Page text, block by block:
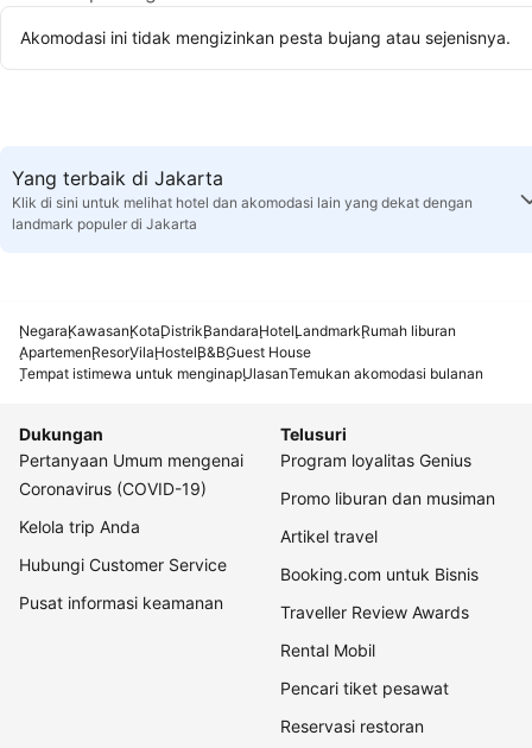
Akomodasi ini tidak mengizinkan pesta bujang atau sejenisnya.
Yang terbaik di Jakarta
Klik di sini untuk melihat hotel dan akomodasi lain yang dekat dengan
landmark populer di Jakarta
NegaraKawasanKotaDistrikBandaraHotelLandmarkRumah liburan
ApartemenResorVilaHostelB&BGuest House
Tempat istimewa untuk menginapUlasanTemukan akomodasi bulanan
Dukungan
Pertanyaan Umum mengenai
Coronavirus (COVID-19)
Kelola trip Anda
Hubungi Customer Service
Pusat informasi keamanan
Telusuri
Program loyalitas Genius
Promo liburan dan musiman
Artikel travel
Booking.com untuk Bisnis
Traveller Review Awards
Rental Mobil
Pencari tiket pesawat
Reservasi restoran